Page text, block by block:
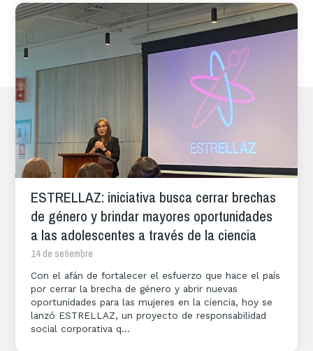
ESTRELLAZ: iniciativa busca cerrar brechas
de género y brindar mayores oportunidades
a las adolescentes a través de la ciencia
14 de setiembre
Con el afán de fortalecer el esfuerzo que hace el país
por cerrar la brecha de género y abrir nuevas
oportunidades para las mujeres en la ciencia, hoy se
lanzó ESTRELLAZ, un proyecto de responsabilidad
social corporativa q...